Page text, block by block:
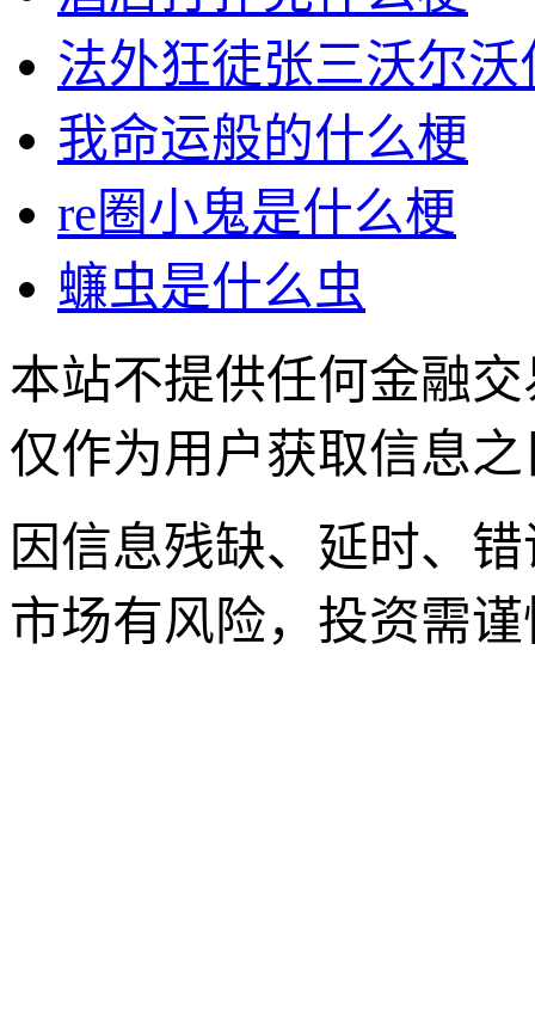
法外狂徒张三沃尔沃
我命运般的什么梗
re圈小鬼是什么梗
蠊虫是什么虫
本站不提供任何金融
仅作为用户获取信息
因信息残缺、延时、
市场有风险，投资需